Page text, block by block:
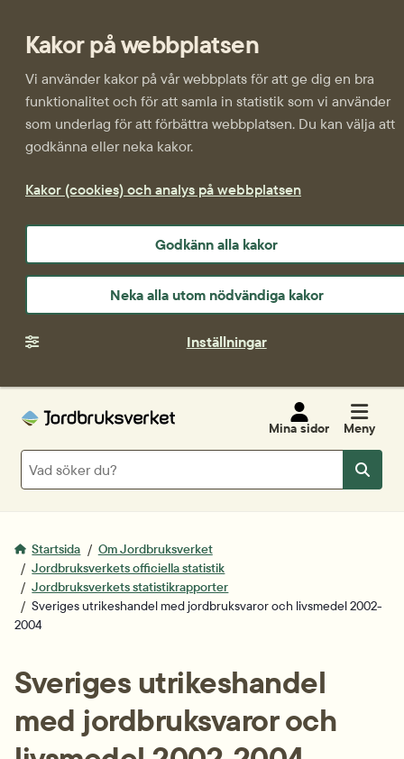
Kakor på webbplatsen
Vi använder kakor på vår webbplats för att ge dig en bra
funktionalitet och för att samla in statistik som vi använder
som underlag för att förbättra webbplatsen. Du kan välja att
godkänna eller neka kakor.
Kakor (cookies) och analys på webbplatsen
Godkänn alla kakor
Neka alla utom nödvändiga kakor
Inställningar
Mina sidor Meny
Sök
Sök
Startsida
Om Jordbruksverket
Jordbruksverkets officiella statistik
Jordbruksverkets statistikrapporter
Sveriges utrikeshandel med jordbruksvaror och livsmedel 2002-
2004
Sveriges utrikeshandel
med jordbruksvaror och